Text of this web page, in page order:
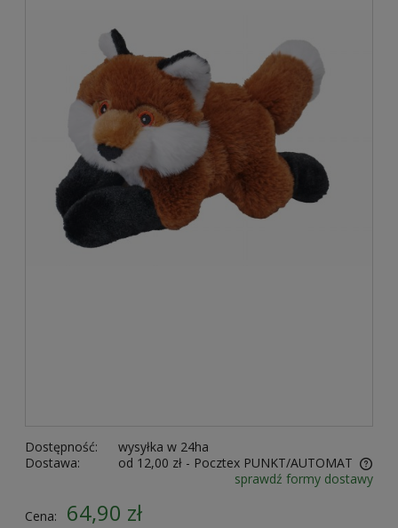
Dostępność:
wysyłka w 24ha
Dostawa:
od 12,00 zł - Pocztex PUNKT/AUTOMAT
Cena nie zawiera ewentualnych kosztów płatności
sprawdź formy dostawy
Cena: 64,90 zł